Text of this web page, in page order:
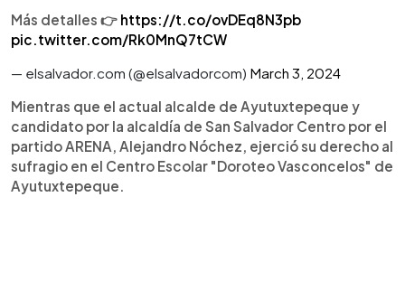
Más detalles 👉 https://t.co/ovDEq8N3pb
pic.twitter.com/Rk0MnQ7tCW
— elsalvador.com (@elsalvadorcom) March 3, 2024
Mientras que el actual alcalde de Ayutuxtepeque y
candidato por la alcaldía de San Salvador Centro por el
partido ARENA, Alejandro Nóchez, ejerció su derecho al
sufragio en el Centro Escolar "Doroteo Vasconcelos" de
Ayutuxtepeque.